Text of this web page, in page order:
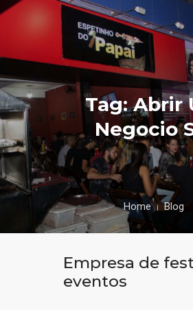
Tag: Abrir
Negocio
Home Blog
Empresa de
eventos